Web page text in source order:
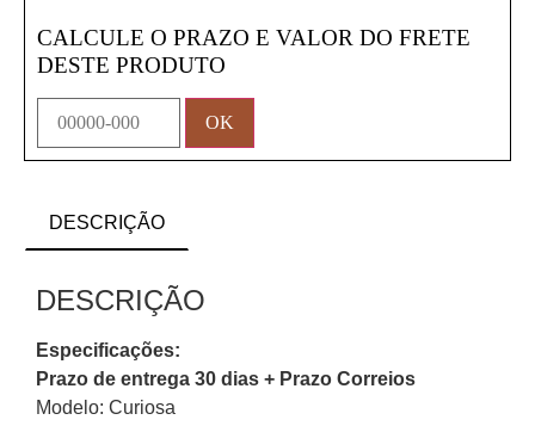
CALCULE O PRAZO E VALOR DO FRETE
DESTE PRODUTO
DESCRIÇÃO
DESCRIÇÃO
Especificações:
Prazo de entrega 30 dias + Prazo Correios
Modelo: Curiosa